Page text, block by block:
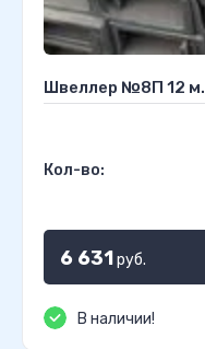
Швеллер №8П 12 м.
Кол-во:
6 631руб.
В наличии!